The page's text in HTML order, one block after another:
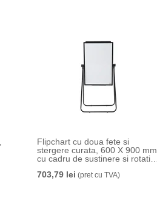
Flipchart cu doua fete si
stergere curata, 600 X 900 mm,
cu cadru de sustinere si rotativa
703,79 lei (pret cu TVA)